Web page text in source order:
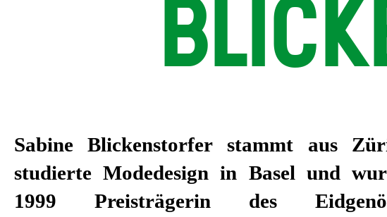
Sabine Blickenstorfer stammt aus
studierte Modedesign in Basel und
1999 Preisträgerin des
an die Deutsche Oper und die
das Nationaltheater Mannheim, die
Budapest und Prag, die Oper